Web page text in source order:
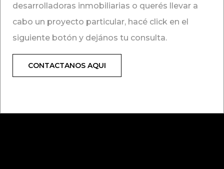
desarrolladoras inmobiliarias o querés llevar a
cabo un proyecto particular, hacé click en el
siguiente botón y dejános tu consulta.
CONTACTANOS AQUI